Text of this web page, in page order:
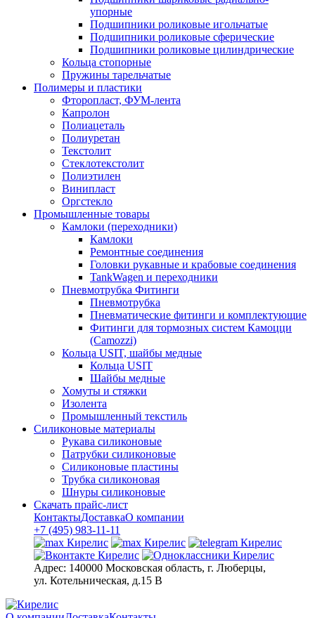
упорные
Подшипники роликовые игольчатые
Подшипники роликовые сферические
Подшипники роликовые цилиндрические
Кольца стопорные
Пружины тарельчатые
Полимеры и пластики
Фторопласт, ФУМ-лента
Капролон
Полиацеталь
Полиуретан
Текстолит
Стеклотекстолит
Полиэтилен
Винипласт
Оргстекло
Промышленные товары
Камлоки (переходники)
Камлоки
Ремонтные соединения
Головки рукавные и крабовые соединения
TankWagen и переходники
Пневмотрубка Фитинги
Пневмотрубка
Пневматические фитинги и комплектующие
Фитинги для тормозных систем Камоцци
(Camozzi)
Кольца USIT, шайбы медные
Кольца USIT
Шайбы медные
Хомуты и стяжки
Изолента
Промышленный текстиль
Силиконовые материалы
Рукава силиконовые
Патрубки силиконовые
Силиконовые пластины
Трубка силиконовая
Шнуры силиконовые
Скачать прайс-лист
КонтактыДоставкаО компании
+7 (495) 983-11-11
Адрес: 140000 Московская область, г. Люберцы,
ул. Котельническая, д.15 В